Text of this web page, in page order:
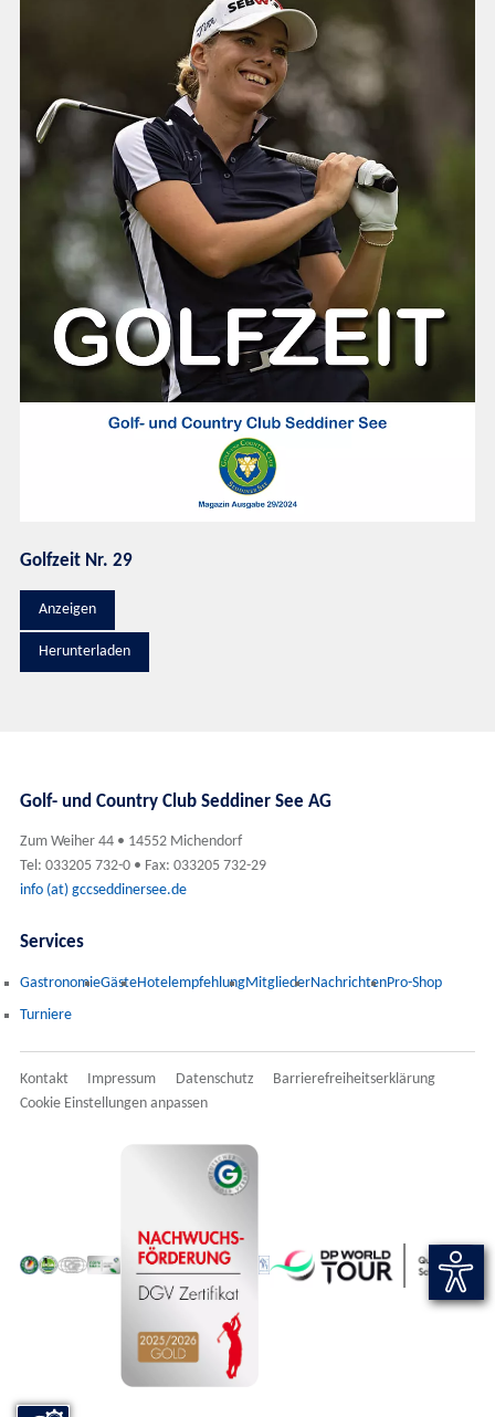
Golfzeit Nr. 29
Anzeigen
Herunterladen
Golf- und Country Club Seddiner See AG
Zum Weiher 44 • 14552 Michendorf
Tel: 033205 732-0 • Fax: 033205 732-29
info (at) gccseddinersee.de
Services
GastronomieGästeHotelempfehlungMitgliederNachrichtenPro-Shop
Turniere
Kontakt Impressum Datenschutz
Barrierefreiheitserklärung
Cookie Einstellungen anpassen